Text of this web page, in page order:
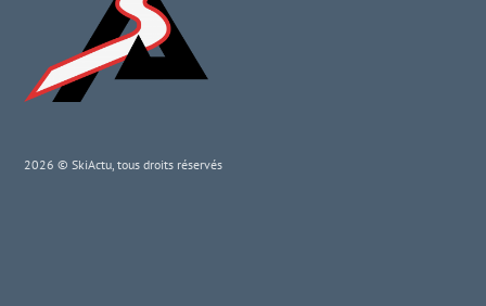
2026 © SkiActu, tous droits réservés